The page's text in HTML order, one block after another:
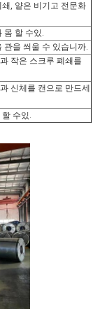
, 얕은 비기고 전문화
몸 할 수있.
관을 씌울 수 있습니까.
작은 스크루 폐쇄를
신체를 캔으로 만드세
수있.